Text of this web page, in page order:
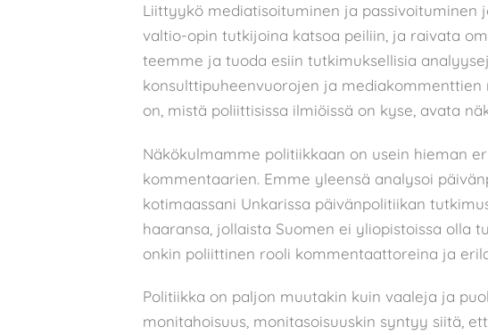
Liittyykö mediatisoituminen ja passivoituminen
valtio-opin tutkijoina katsoa peiliin, ja raivata
teemme ja tuoda esiin tutkimuksellisia
konsulttipuheenvuorojen ja mediakommenttien
on, mistä poliittisissa ilmiöissä on kyse, avata
Näkökulmamme politiikkaan on usein hieman
kommentaarien. Emme yleensä analysoi
kotimaassani Unkarissa päivänpolitiikan
haaransa, jollaista Suomen ei yliopistoissa olla
onkin poliittinen rooli kommentaattoreina ja
Politiikka on paljon muutakin kuin vaaleja ja
monitahoisuus, monitasoisuuskin syntyy siitä,